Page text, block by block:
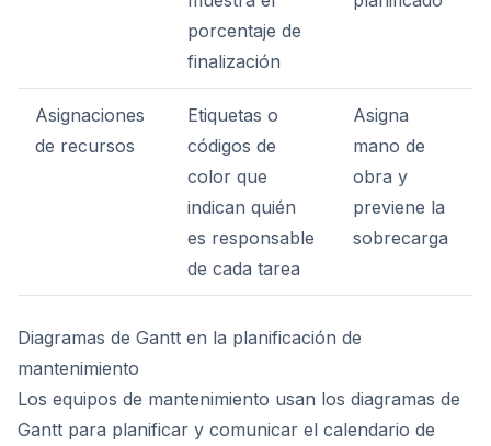
porcentaje de
finalización
Asignaciones
de recursos
Etiquetas o
códigos de
color que
indican quién
es responsable
de cada tarea
Asigna
mano de
obra y
previene la
sobrecarga
Diagramas de Gantt en la planificación de
mantenimiento
Los equipos de mantenimiento usan los diagramas de
Gantt para planificar y comunicar el calendario de